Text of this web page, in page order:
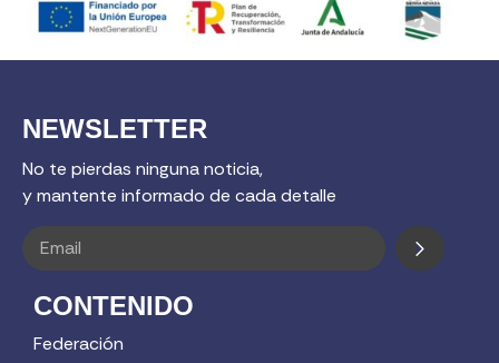
NEWSLETTER
No te pierdas ninguna noticia,
y mantente informado de cada detalle
CONTENIDO
Federación